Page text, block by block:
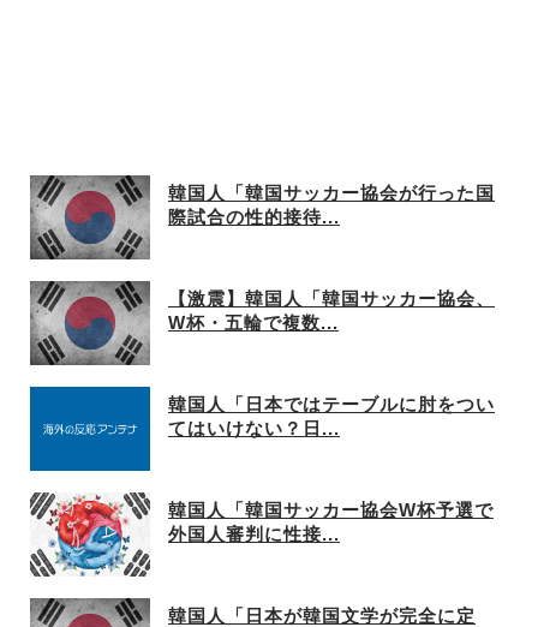
韓国人「韓国サッカー協会が行った国
際試合の性的接待...
【激震】韓国人「韓国サッカー協会、
W杯・五輪で複数...
韓国人「日本ではテーブルに肘をつい
てはいけない？日...
韓国人「韓国サッカー協会W杯予選で
外国人審判に性接...
韓国人「日本が韓国文学が完全に定